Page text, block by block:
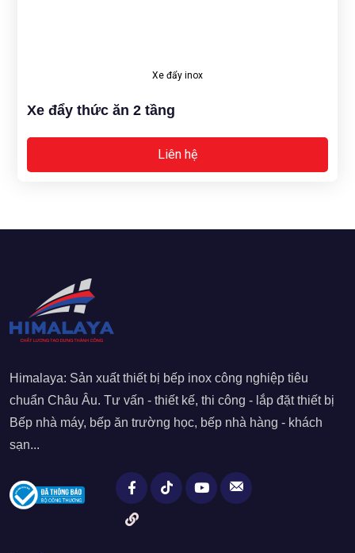
Xe đẩy inox
Xe đẩy thức ăn 2 tầng
Liên hệ
Himalaya: Sản xuất thiết bị bếp inox công nghiệp tiêu
chuẩn Châu Âu. Tư vấn - thiết kế, thi công - lắp đặt thiết bị
Bếp nhà máy, bếp ăn trường học, bếp nhà hàng - khách
sạn...